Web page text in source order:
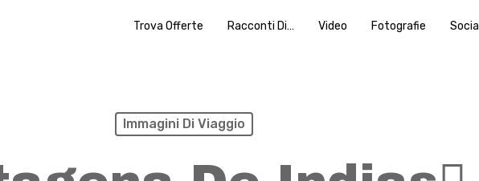
Trova Offerte Racconti Di… Video Fotografie Social
Immagini Di Viaggio